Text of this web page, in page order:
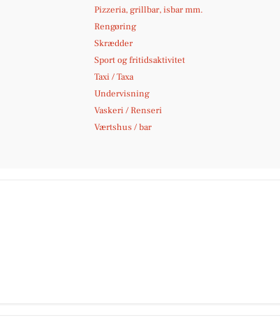
Pizzeria, grillbar, isbar mm.
Rengøring
Skrædder
Sport og fritidsaktivitet
Taxi / Taxa
Undervisning
Vaskeri / Renseri
Værtshus / bar